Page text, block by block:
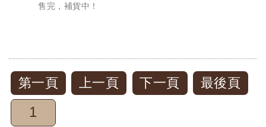
售完，補貨中！
第一頁 上一頁
1
下一頁 最後頁